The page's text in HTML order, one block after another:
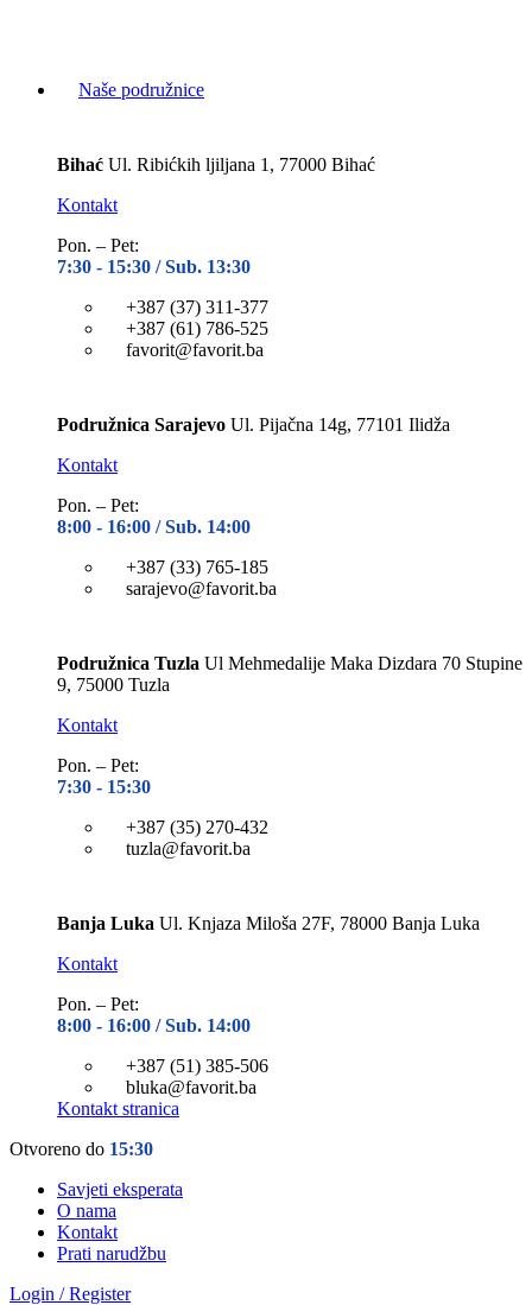
Naše podružnice
Bihać Ul. Ribićkih ljiljana 1, 77000 Bihać
Kontakt
Pon. – Pet:
7:30 - 15:30 / Sub. 13:30
+387 (37) 311-377
+387 (61) 786-525
favorit@favorit.ba
Podružnica Sarajevo Ul. Pijačna 14g, 77101 Ilidža
Kontakt
Pon. – Pet:
8:00 - 16:00 / Sub. 14:00
+387 (33) 765-185
sarajevo@favorit.ba
Podružnica Tuzla Ul Mehmedalije Maka Dizdara 70 Stupine
9, 75000 Tuzla
Kontakt
Pon. – Pet:
7:30 - 15:30
+387 (35) 270-432
tuzla@favorit.ba
Banja Luka Ul. Knjaza Miloša 27F, 78000 Banja Luka
Kontakt
Pon. – Pet:
8:00 - 16:00 / Sub. 14:00
+387 (51) 385-506
bluka@favorit.ba
Kontakt stranica
Otvoreno do 15:30
Savjeti eksperata
O nama
Kontakt
Prati narudžbu
Login / Register